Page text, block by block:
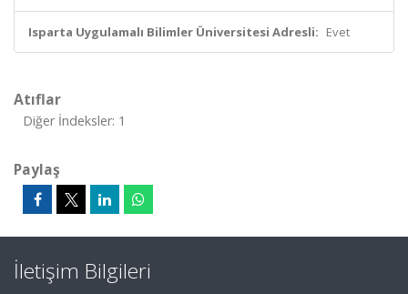
Isparta Uygulamalı Bilimler Üniversitesi Adresli: Evet
Atıflar
Diğer İndeksler: 1
Paylaş
İletişim Bilgileri